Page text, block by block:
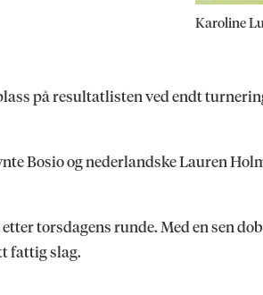
Karoline
på resultatlisten ved endt
Bosio og nederlandske Lauren
torsdagens runde. Med en sen
fattig slag.